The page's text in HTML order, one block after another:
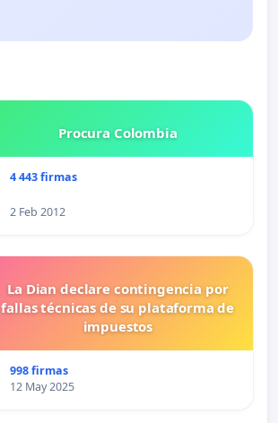
Procura Colombia
4 443 firmas
2 Feb 2012
La Dian declare contingencia por
fallas técnicas de su plataforma de
impuestos
998 firmas
12 May 2025